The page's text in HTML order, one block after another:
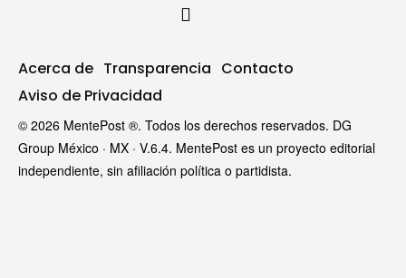
Acerca de Transparencia Contacto
Aviso de Privacidad
© 2026 MentePost ®. Todos los derechos reservados. DG
Group México · MX · V.6.4. MentePost es un proyecto editorial
independiente, sin afiliación política o partidista.